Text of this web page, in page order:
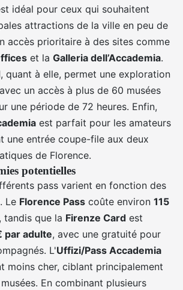
idéal pour ceux qui souhaitent
attractions de la ville en peu de
accès prioritaire à des sites comme
et la Galleria dell’Accademia.
, quant à elle, permet une exploration
un accès à plus de 60 musées
une période de 72 heures. Enfin,
est parfait pour les amateurs
une entrée coupe-file aux deux
de Florence.
potentielles
pass varient en fonction des
Le Florence Pass coûte environ 115
, tandis que la Firenze Card est
par adulte, avec une gratuité pour
L'Uffizi/Pass Accademia
moins cher, ciblant principalement
En combinant plusieurs